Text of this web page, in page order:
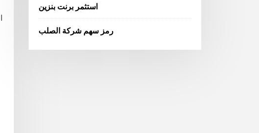
استثمر برنت بنزين
رمز سهم شركة الصلب